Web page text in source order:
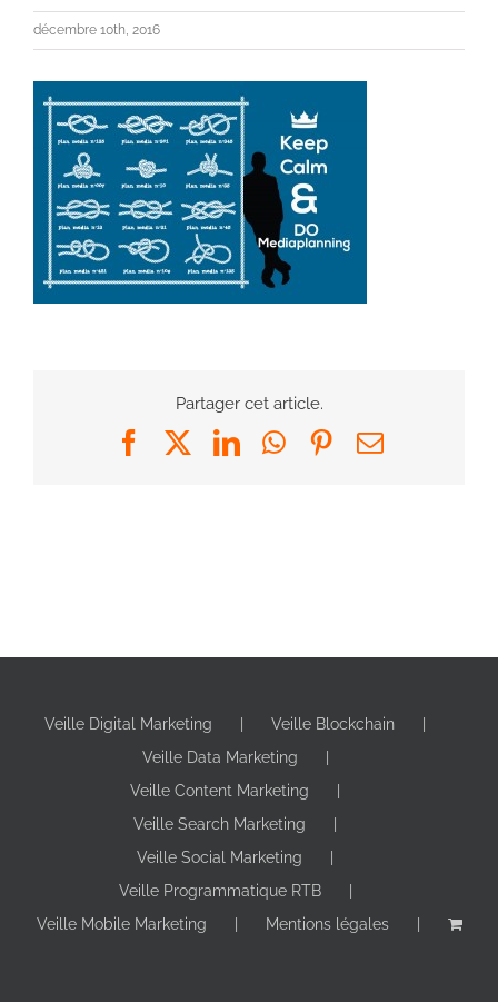
décembre 10th, 2016
Partager cet article.
FacebookLinkedInWhatsApp
Pinterest
Email
Veille Digital Marketing
Veille Blockchain
Veille Data Marketing
Veille Content Marketing
Veille Search Marketing
Veille Social Marketing
Veille Programmatique RTB
Veille Mobile Marketing
Mentions légales